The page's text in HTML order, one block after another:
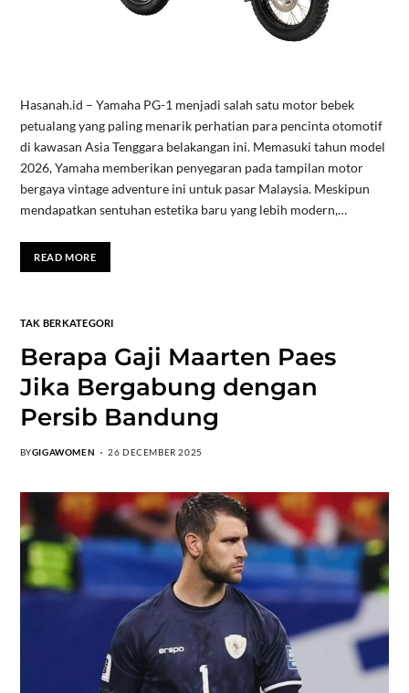
Hasanah.id – Yamaha PG-1 menjadi salah satu motor bebek
petualang yang paling menarik perhatian para pencinta otomotif
di kawasan Asia Tenggara belakangan ini. Memasuki tahun model
2026, Yamaha memberikan penyegaran pada tampilan motor
bergaya vintage adventure ini untuk pasar Malaysia. Meskipun
mendapatkan sentuhan estetika baru yang lebih modern,…
READ MORE
TAK BERKATEGORI
Berapa Gaji Maarten Paes
Jika Bergabung dengan
Persib Bandung
BYGIGAWOMEN 26 DECEMBER 2025